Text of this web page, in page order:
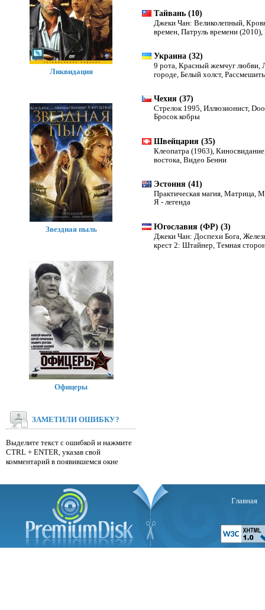
Тайвань (10)
Джеки Чан: Великолепный,
времен, Патруль времени (2010),
Украина (32)
9 рота, Красный жемчуг любви,
городе, Белый холст,
Чехия (37)
Стрелок 1995, Иллюзионист,
Бросок кобры
Швейцария (35)
Клеопатра (1963), Киносвидание
востока, Видео Бенни
Эстония (41)
Практическая магия, Матрица,
Я - легенда
Югославия (ФР) (3)
Джеки Чан: Доспехи Бога,
крест 2: Штайнер, Темная
Ликвидация
Звездная пыль
Офицеры
ЗАМЕТИЛИ ОШИБКУ?
Выделите текст с ошибкой и нажмите
CTRL + ENTER, указав свой
комментарий в появившемся окне
Главная